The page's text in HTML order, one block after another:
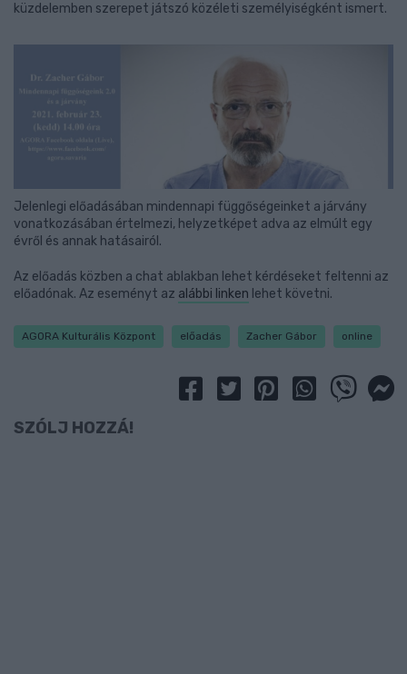
küzdelemben szerepet játszó közéleti személyiségként ismert.
Jelenlegi előadásában mindennapi függőségeinket a járvány
vonatkozásában értelmezi, helyzetképet adva az elmúlt egy
évről és annak hatásairól.
Az előadás közben a chat ablakban lehet kérdéseket feltenni az
előadónak. Az eseményt az alábbi linken lehet követni.
AGORA Kulturális Központ előadás Zacher Gábor online
SZÓLJ HOZZÁ!